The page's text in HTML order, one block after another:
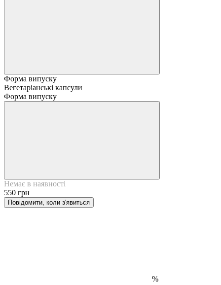
Форма випуску
Вегетаріанські капсули
Форма випуску
Немає в наявності
550 грн
Повідомити, коли з'явиться
%